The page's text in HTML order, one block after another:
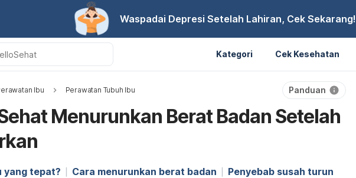
Waspadai Depresi Setelah Lahiran, Cek Sekarang!
Kategori Cek Kesehatan
Ibu Perawatan Tubuh Ibu Panduan
Menurunkan Berat Badan Setelah
yang tepat? Cara menurunkan berat badan Penyebab susah turun